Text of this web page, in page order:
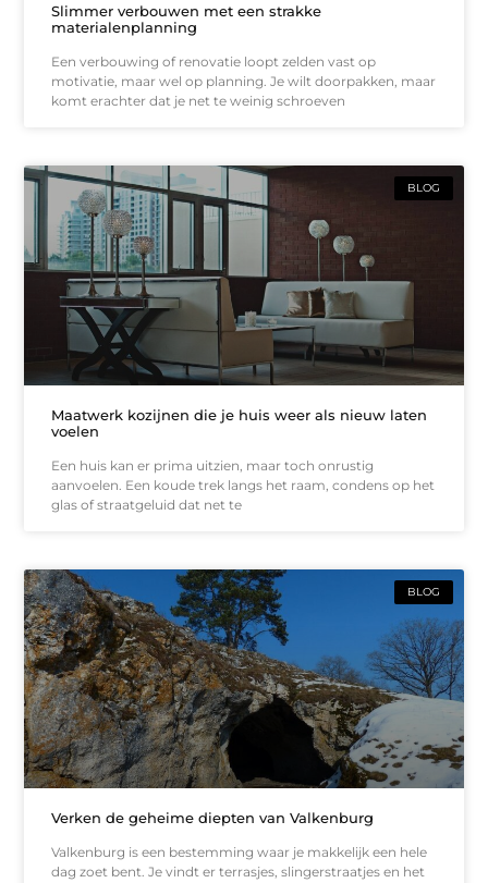
Slimmer verbouwen met een strakke
materialenplanning
Een verbouwing of renovatie loopt zelden vast op
motivatie, maar wel op planning. Je wilt doorpakken, maar
komt erachter dat je net te weinig schroeven
BLOG
Maatwerk kozijnen die je huis weer als nieuw laten
voelen
Een huis kan er prima uitzien, maar toch onrustig
aanvoelen. Een koude trek langs het raam, condens op het
glas of straatgeluid dat net te
BLOG
Verken de geheime diepten van Valkenburg
Valkenburg is een bestemming waar je makkelijk een hele
dag zoet bent. Je vindt er terrasjes, slingerstraatjes en het